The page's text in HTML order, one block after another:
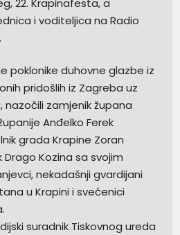
i voditeljica na Radio
poklonike duhovne glazbe iz
pridošlih iz Zagreba uz
nazočili zamjenik župana
Anđelko Ferek
grada Krapine Zoran
Kozina sa svojim
nekadašnji gvardijani
u Krapini i svećenici
suradnik Tiskovnog ureda